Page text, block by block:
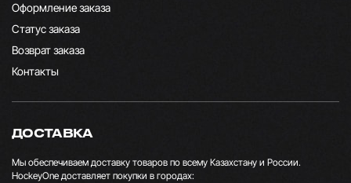
Оформление заказа
Статус заказа
Возврат заказа
Контакты
ДОСТАВКА
Мы обеспечиваем доставку товаров по всему Казахстану и России.
HockeyOne доставляет покупки в городах: